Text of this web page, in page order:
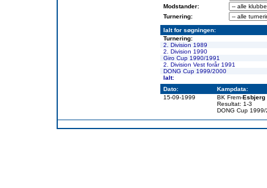
Modstander:
Turnering:
Ialt for søgningen:
Turnering:
2. Division 1989
2. Division 1990
Giro Cup 1990/1991
2. Division Vest forår 1991
DONG Cup 1999/2000
Ialt:
Dato:
Kampdata:
15-09-1999
BK Frem-Esbjerg
Resultat: 1-3
DONG Cup